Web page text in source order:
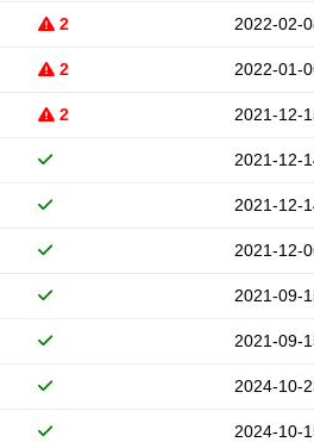
2 2022-02-
2 2022-01-
2 2021-12-
2021-12-
2021-12-
2021-12-
2021-09-
2021-09-
2024-10-
2024-10-